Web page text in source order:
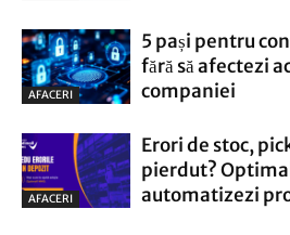
AFACERI
5 pași pentru
fără să afectezi
companiei
AFACERI
Erori de stoc,
pierdut?
automatizezi